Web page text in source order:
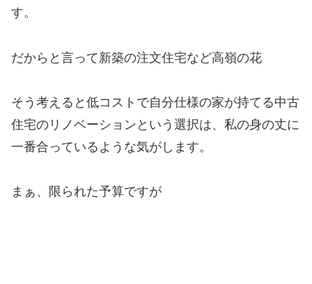
す。
だからと言って新築の注文住宅など高嶺の花
そう考えると低コストで自分仕様の家が持てる中古
住宅のリノベーションという選択は、私の身の丈に
一番合っているような気がします。
まぁ、限られた予算ですが